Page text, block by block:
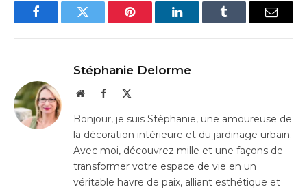
FacebookTwitter Pinterest LinkedInTumblr Email
Stéphanie Delorme
WebsiteFacebook
Bonjour, je suis Stéphanie, une amoureuse de
la décoration intérieure et du jardinage urbain.
Avec moi, découvrez mille et une façons de
transformer votre espace de vie en un
véritable havre de paix, alliant esthétique et